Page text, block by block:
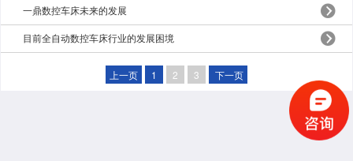
一鼎数控车床未来的发展
目前全自动数控车床行业的发展困境
上一页 1 2 3 下一页